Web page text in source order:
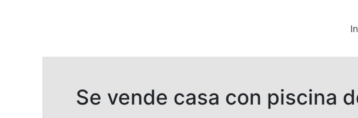
Se vende casa con piscina